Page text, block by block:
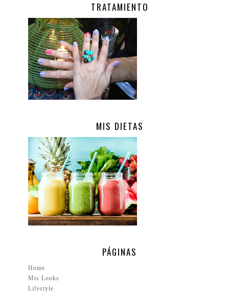
TRATAMIENTO
.
MIS DIETAS
.
PÁGINAS
Home
Mis Looks
Lifestyle